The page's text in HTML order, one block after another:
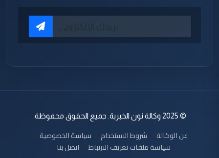
© 2025 وكالة نون الخبرية. جميع الحقوق محفوظة.
عن الوكالة شروط الاستخدام
سياسة الخصوصية
سياسة ملفات تعريف الارتباط
اتصل بنا